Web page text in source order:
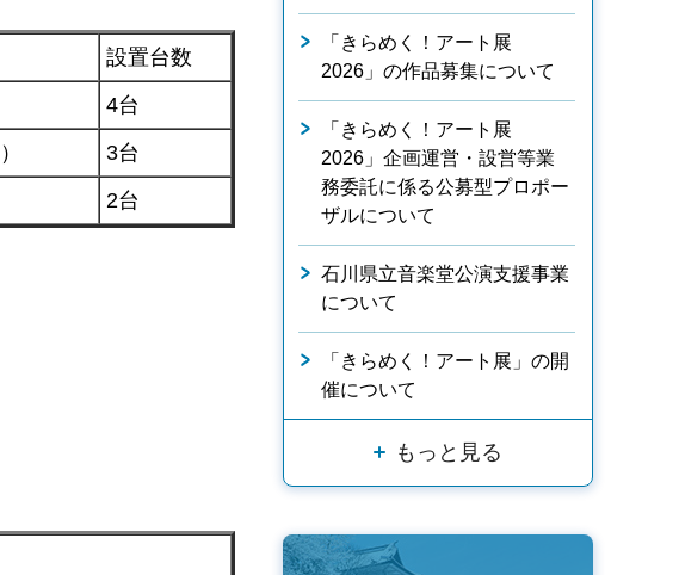
設置台数
4台
3台
2台
「きらめく！アート展
2026」の作品募集について
「きらめく！アート展
2026」企画運営・設営等業
務委託に係る公募型プロポー
ザルについて
石川県立音楽堂公演支援事業
について
「きらめく！アート展」の開
催について
もっと見る